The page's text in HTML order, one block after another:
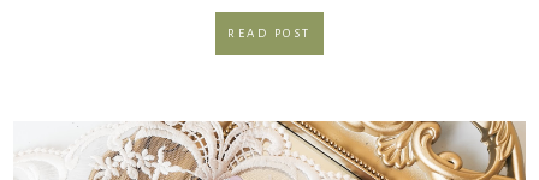
READ POST